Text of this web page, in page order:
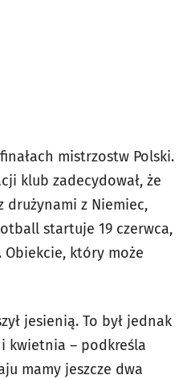
mistrzostw Polski.
klub zadecydował, że
drużynami z Niemiec,
startuje 19 czerwca,
który może
jesienią. To był jednak
kwietnia – podkreśla
mamy jeszcze dwa